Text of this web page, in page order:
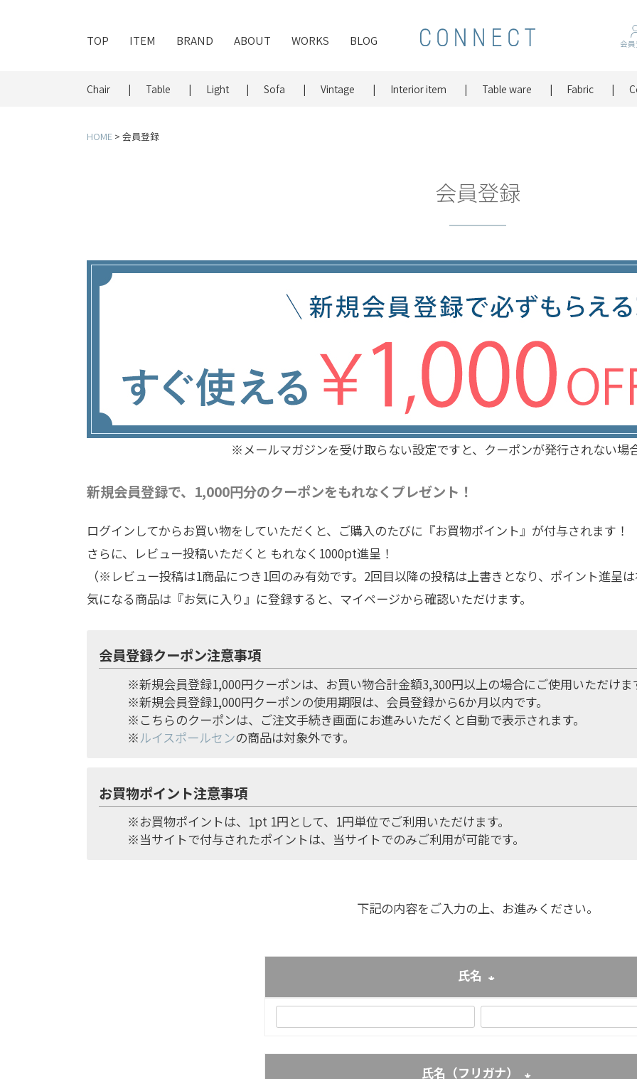
TOP ITEM BRAND ABOUT WORKS BLOG 会
Chair Table Light Sofa Vintage Interior item Table ware Fabric
HOME 会員登録
会員登録
※メールマガジンを受け取らない設定ですと、クーポンが発行されない場
新規会員登録で、1,000円分のクーポンをもれなくプレゼント！
ログインしてからお買い物をしていただくと、ご購入のたびに『お買物ポイント』が付与されます！
さらに、レビュー投稿いただくと もれなく1000pt進呈！
（※レビュー投稿は1商品につき1回のみ有効です。2回目以降の投稿は上書きとなり、ポイント進呈
気になる商品は『お気に入り』に登録すると、マイページから確認いただけます。
会員登録クーポン注意事項
※新規会員登録1,000円クーポンは、お買い物合計金額3,300円以上の場合にご使用いただけま
※新規会員登録1,000円クーポンの使用期限は、会員登録から6か月以内です。
※こちらのクーポンは、ご注文手続き画面にお進みいただくと自動で表示されます。
※ルイスポールセンの商品は対象外です。
お買物ポイント注意事項
※お買物ポイントは、1pt 1円として、1円単位でご利用いただけます。
※当サイトで付与されたポイントは、当サイトでのみご利用が可能です。
下記の内容をご入力の上、お進みください。
氏名
(必須)
氏名（フリガナ）